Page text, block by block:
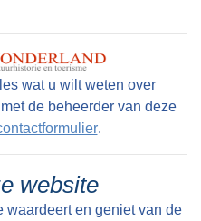
wat u wilt weten over
de beheerder van deze
.
website
waardeert en geniet van de